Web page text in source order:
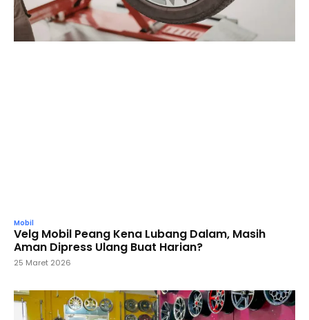
Mobil
Velg Mobil Peang Kena Lubang Dalam, Masih
Aman Dipress Ulang Buat Harian?
25 Maret 2026